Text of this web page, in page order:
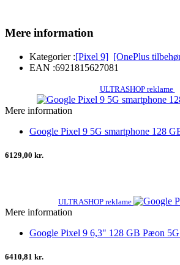
Mere information
Kategorier :[Pixel 9] [OnePlus
EAN :6921815627081
ULTRASHOP reklame
Mere information
Google Pixel 9 5G smartphone 128
6129,00 kr.
ULTRASHOP reklame
Mere information
Google Pixel 9 6,3" 128 GB Pæon 5G
6410,81 kr.